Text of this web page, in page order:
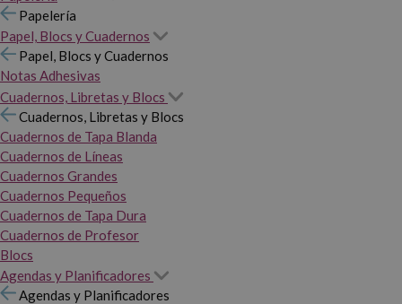
Papelería
Papel, Blocs y Cuadernos
Papel, Blocs y Cuadernos
Notas Adhesivas
Cuadernos, Libretas y Blocs
Cuadernos, Libretas y Blocs
Cuadernos de Tapa Blanda
Cuadernos de Líneas
Cuadernos Grandes
Cuadernos Pequeños
Cuadernos de Tapa Dura
Cuadernos de Profesor
Blocs
Agendas y Planificadores
Agendas y Planificadores